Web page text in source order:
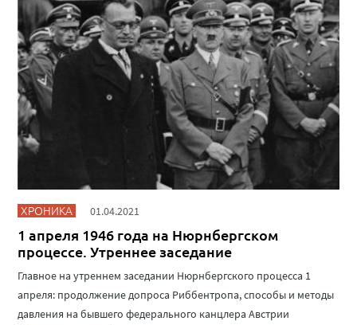
ХРОНИКА 01.04.2021
1 апреля 1946 года на Нюрнбергском
процессе. Утреннее заседание
Главное на утреннем заседании Нюрнбергского процесса 1
апреля: продолжение допроса Риббентропа, способы и методы
давления на бывшего федерального канцлера Австрии